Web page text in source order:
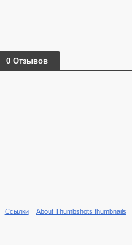
0 Отзывов
Ссылки About Thumbshots thumbnails